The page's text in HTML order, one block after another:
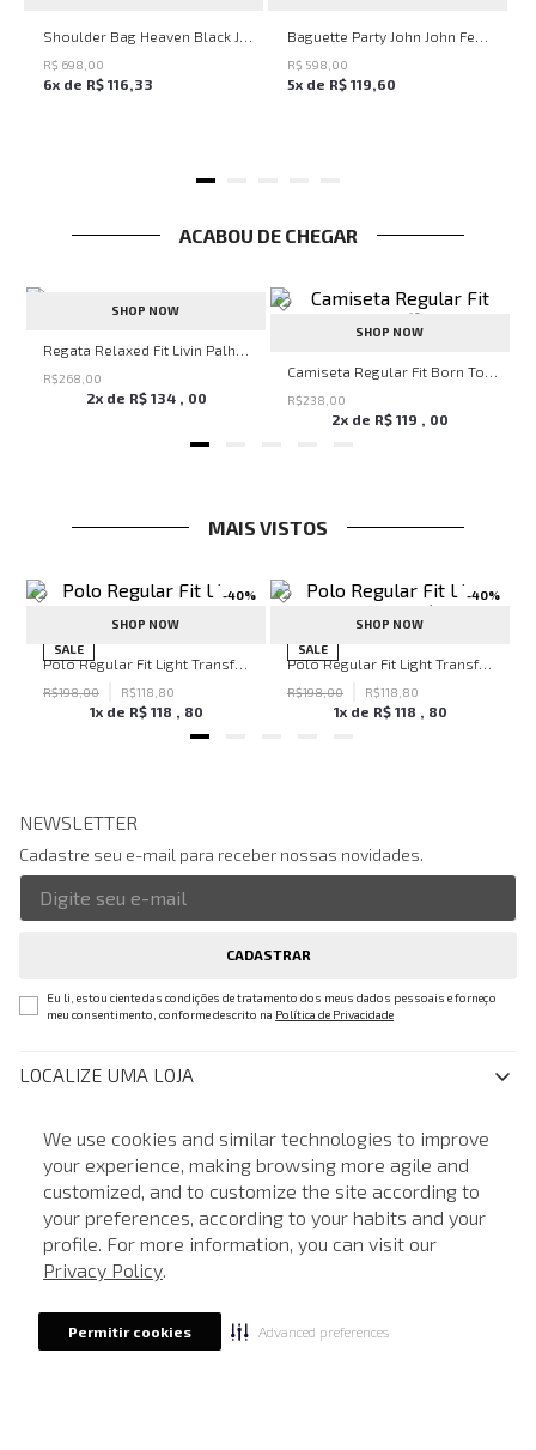
We use cookies and similar technologies to improve
your experience, making browsing more agile and
customized, and to customize the site according to
your preferences, according to your habits and your
profile. For more information, you can visit our
Privacy Policy.
Permitir cookies Advanced preferences
UN
R$ 698 00
6x de R$ 116 33
UN
R$ 598 00
5x de R$ 119 60
ACABOU DE CHEGAR
SHOP NOW
R$268 00
2x de R$ 134 00
SHOP NOW
R$238 00
2x de R$ 119 00
MAIS VISTOS
-40%
SALE
SHOP NOW
Polo Regular Fit Light Transfer Verde Escuro John John Masculina
R$198,00 R$118 80
1x de R$ 118 80
-40%
SALE
SHOP NOW
Polo Regular Fit Light Transfer Bege Médio John John Masculina
R$198,00 R$118 80
1x de R$ 118 80
NEWSLETTER
Cadastre seu e-mail para receber nossas novidades.
CADASTRAR
Eu li, estou ciente das condições de tratamento dos meus dados pessoais e forneço
meu consentimento, conforme descrito na Política de Privacidade
LOCALIZE UMA LOJA
Quem Somos
Nossas Lojas
John John Club
Política de Privacidade
Central de Preferências
AJUDA
FAQ
Central de Atendimento
Minha Conta
Trocas e Devoluções
Regulamentos
NOSSAS AÇÕES
Livelo
Mastercard